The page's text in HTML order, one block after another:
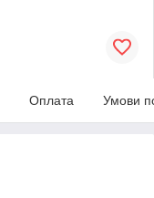
Оплата Умови